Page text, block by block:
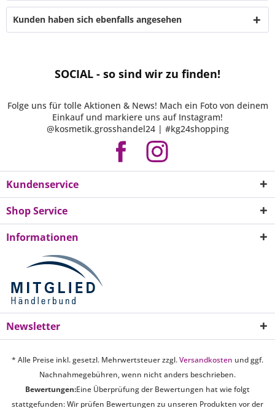
Kunden haben sich ebenfalls angesehen
SOCIAL - so sind wir zu finden!
Folge uns für tolle Aktionen & News! Mach ein Foto von deinem
Einkauf und markiere uns auf Instagram!
@kosmetik.grosshandel24 | #kg24shopping
Kundenservice
Shop Service
Informationen
Newsletter
* Alle Preise inkl. gesetzl. Mehrwertsteuer zzgl.Versandkosten und ggf.
Nachnahmegebühren, wenn nicht anders beschrieben.
Bewertungen:Eine Überprüfung der Bewertungen hat wie folgt
stattgefunden: Wir prüfen Bewertungen zu unseren Produkten vor der